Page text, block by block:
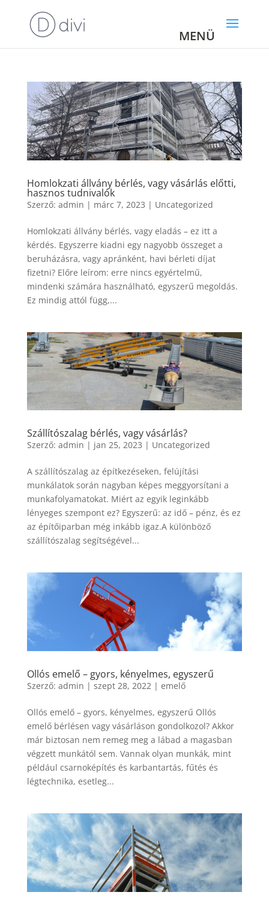
Homlokzati állvány bérlés, vagy vásárlás előtti,
hasznos tudnivalók
Szerző: admin | márc 7, 2023 | Uncategorized
Homlokzati állvány bérlés, vagy eladás – ez itt a
kérdés. Egyszerre kiadni egy nagyobb összeget a
beruházásra, vagy apránként, havi bérleti díjat
fizetni? Előre leírom: erre nincs egyértelmű,
mindenki számára használható, egyszerű megoldás.
Ez mindig attól függ,...
Szállítószalag bérlés, vagy vásárlás?
Szerző: admin | jan 25, 2023 | Uncategorized
A szállítószalag az építkezéseken, felújítási
munkálatok során nagyban képes meggyorsítani a
munkafolyamatokat. Miért az egyik leginkább
lényeges szempont ez? Egyszerű: az idő – pénz, és ez
az építőiparban még inkább igaz.A különböző
szállítószalag segítségével...
Ollós emelő – gyors, kényelmes, egyszerű
Szerző: admin | szept 28, 2022| emelő
Ollós emelő – gyors, kényelmes, egyszerű Ollós
emelő bérlésen vagy vásárláson gondolkozol? Akkor
már biztosan nem remeg meg a lábad a magasban
végzett munkától sem. Vannak olyan munkák, mint
például csarnoképítés és karbantartás, fűtés és
légtechnika, esetleg...